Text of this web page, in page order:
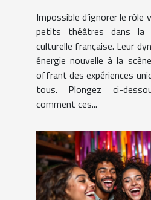
Impossible d’ignorer le rôle
petits théâtres dans la
culturelle française. Leur
énergie nouvelle à la
offrant des expériences
tous. Plongez ci-
comment ces...